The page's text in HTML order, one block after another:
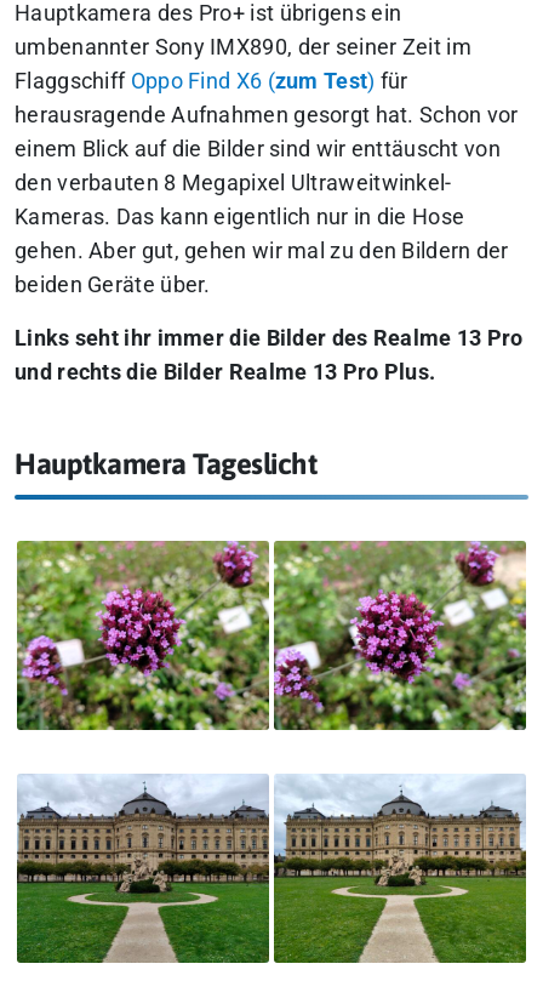
Hauptkamera des Pro+ ist übrigens ein
umbenannter Sony IMX890, der seiner Zeit im
Flaggschiff Oppo Find X6 (zum Test) für
herausragende Aufnahmen gesorgt hat. Schon vor
einem Blick auf die Bilder sind wir enttäuscht von
den verbauten 8 Megapixel Ultraweitwinkel-
Kameras. Das kann eigentlich nur in die Hose
gehen. Aber gut, gehen wir mal zu den Bildern der
beiden Geräte über.
Links seht ihr immer die Bilder des Realme 13 Pro
und rechts die Bilder Realme 13 Pro Plus.
Hauptkamera Tageslicht